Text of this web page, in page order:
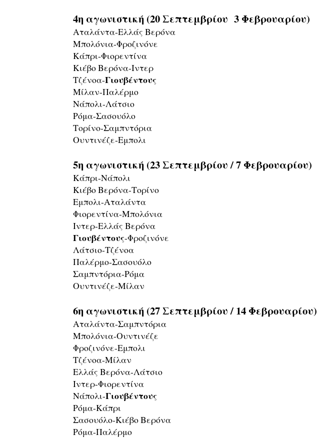
4η αγωνιστική (20 Σεπτεμβρίου 3 Φεβρουαρίου)
Αταλάντα-Ελλάς Βερόνα
Μπολόνια-Φροζινόνε
Κάπρι-Φιορεντίνα
Κιέβο Βερόνα-Ιντερ
Τζένοα-Γιουβέντους
Μίλαν-Παλέρμο
Νάπολι-Λάτσιο
Ρόμα-Σασουόλο
Τορίνο-Σαμπντόρια
Ουντινέζε-Εμπολι
5η αγωνιστική (23 Σεπτεμβρίου / 7 Φεβρουαρίου)
Κάπρι-Νάπολι
Κιέβο Βερόνα-Τορίνο
Εμπολι-Αταλάντα
Φιορεντίνα-Μπολόνια
Ιντερ-Ελλάς Βερόνα
Γιουβέντους-Φροζινόνε
Λάτσιο-Τζένοα
Παλέρμο-Σασουόλο
Σαμπντόρια-Ρόμα
Ουντινέζε-Μίλαν
6η αγωνιστική (27 Σεπτεμβρίου / 14 Φεβρουαρίου)
Αταλάντα-Σαμπντόρια
Μπολόνια-Ουντινέζε
Φροζινόνε-Εμπολι
Τζένοα-Μίλαν
Ελλάς Βερόνα-Λάτσιο
Ιντερ-Φιορεντίνα
Νάπολι-Γιουβέντους
Ρόμα-Κάπρι
Σασουόλο-Κιέβο Βερόνα
Ρόμα-Παλέρμο